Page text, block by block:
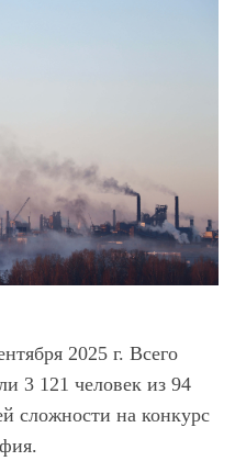
2025 г. Всего
3 121 человек из 94
сложности на конкурс